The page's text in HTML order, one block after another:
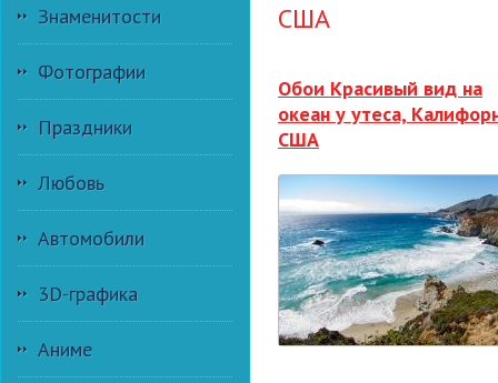
Знаменитости
Фотографии
Праздники
Любовь
Автомобили
3D-графика
Аниме
США
Обои Красивый вид на
океан у утеса,
США